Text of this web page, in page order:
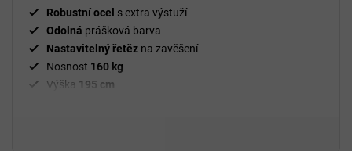
hvězdiček.
Robustní ocel s extra výstuží
Odolná prášková barva
Nastavitelný řetěz na zavěšení
Nosnost 160 kg
Výška 195 cm